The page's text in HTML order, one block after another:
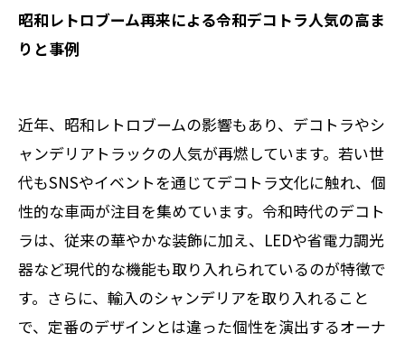
昭和レトロブーム再来による令和デコトラ人気の高ま
りと事例
近年、昭和レトロブームの影響もあり、デコトラやシ
ャンデリアトラックの人気が再燃しています。若い世
代もSNSやイベントを通じてデコトラ文化に触れ、個
性的な車両が注目を集めています。令和時代のデコト
ラは、従来の華やかな装飾に加え、LEDや省電力調光
器など現代的な機能も取り入れられているのが特徴で
す。さらに、輸入のシャンデリアを取り入れること
で、定番のデザインとは違った個性を演出するオーナ